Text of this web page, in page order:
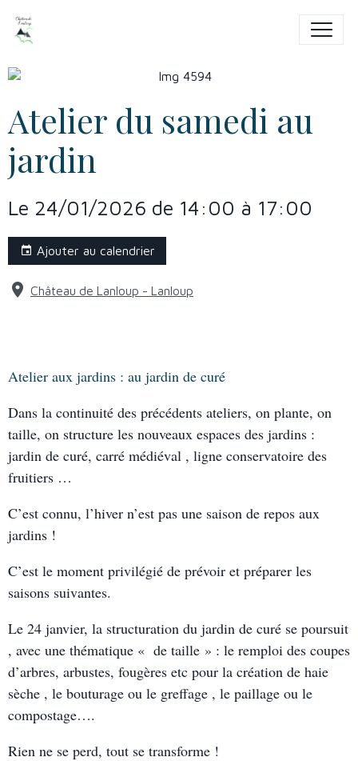
Atelier du samedi au
jardin
Le 24/01/2026 de 14:00 à 17:00
Ajouter au calendrier
Château de Lanloup - Lanloup
Atelier aux jardins : au jardin de curé
Dans la continuité des précédents ateliers, on plante, on
taille, on structure les nouveaux espaces des jardins :
jardin de curé, carré médiéval , ligne conservatoire des
fruitiers …
C’est connu, l’hiver n’est pas une saison de repos aux
jardins !
C’est le moment privilégié de prévoir et préparer les
saisons suivantes.
Le 24 janvier, la structuration du jardin de curé se poursuit
, avec une thématique « de taille » : le remploi des coupes
d’arbres, arbustes, fougères etc pour la création de haie
sèche , le bouturage ou le greffage , le paillage ou le
compostage….
Rien ne se perd, tout se transforme !